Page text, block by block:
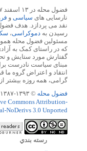
نارسایی های سیاسی و
نقد می پردازد. هدف
رسیدن به دموکراسی،
مسئولین فضول محله
که در راستای کمک به
گفتارش مورد ستایش و
مبنای سیاست نادرست
انتقاد و اعتراض گروه
گرامی، همه روزه بیشتر از ۱۰،۰۰۰ نفر از این سایت دیدن می کنند.
فضول محله © ۱۳۹۳-۱۳۸۷ -
Commons Attribution-
NoDerivs 3.0 Unported
رسته بندي